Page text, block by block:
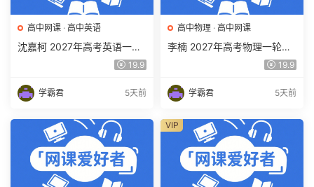
高中网课 · 高中英语
沈嘉柯 2027年高考英语一轮
复习网课教程 高三英语 上学
下载
19.9
学霸君 5天前
高中物理 · 高中网课
李楠 2027年高考物理一轮复
习网课教程 高三物理 上学期
载
19.9
学霸君 5天前
VIP